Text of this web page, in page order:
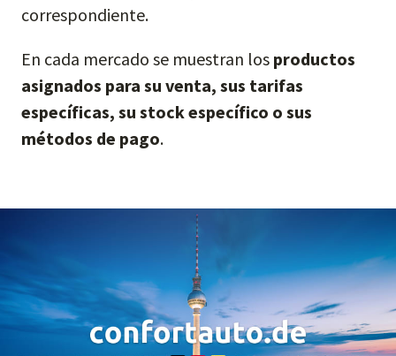
correspondiente.
En cada mercado se muestran los productos
asignados para su venta, sus tarifas
específicas, su stock específico o sus
métodos de pago.